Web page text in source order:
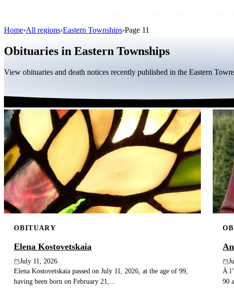
Home›All regions›Eastern Townships›Page 11
Obituaries in Eastern Townships
View obituaries and death notices recently published in the Eastern
OBITUARY
Elena Kostovetskaia
July 11, 2026
Elena Kostovetskaia passed on July 11, 2026, at the age of 99,
having been born on February 21,...
À
90